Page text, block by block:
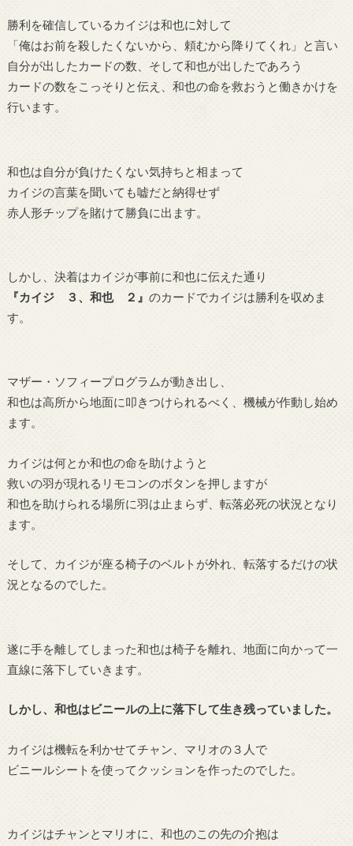
勝利を確信しているカイジは和也に対して
「俺はお前を殺したくないから、頼むから降りてくれ」と言い
自分が出したカードの数、そして和也が出したであろう
カードの数をこっそりと伝え、和也の命を救おうと働きかけを
行います。
和也は自分が負けたくない気持ちと相まって
カイジの言葉を聞いても嘘だと納得せず
赤人形チップを賭けて勝負に出ます。
しかし、決着はカイジが事前に和也に伝えた通り
『カイジ ３、和也 ２』 のカードでカイジは勝利を収めま
す。
マザー・ソフィープログラムが動き出し、
和也は高所から地面に叩きつけられるべく、機械が作動し始め
ます。
カイジは何とか和也の命を助けようと
救いの羽が現れるリモコンのボタンを押しますが
和也を助けられる場所に羽は止まらず、転落必死の状況となり
ます。
そして、カイジが座る椅子のベルトが外れ、転落するだけの状
況となるのでした。
遂に手を離してしまった和也は椅子を離れ、地面に向かって一
直線に落下していきます。
しかし、和也はビニールの上に落下して生き残っていました。
カイジは機転を利かせてチャン、マリオの３人で
ビニールシートを使ってクッションを作ったのでした。
カイジはチャンとマリオに、和也のこの先の介抱は